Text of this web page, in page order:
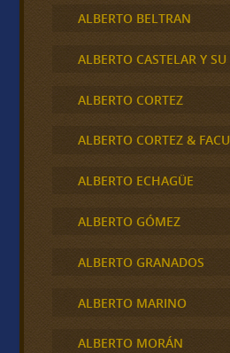
ALBERTO BELTRAN
ALBERTO CASTELAR Y
ALBERTO CORTEZ
ALBERTO CORTEZ &
ALBERTO ECHAGÜE
ALBERTO GÓMEZ
ALBERTO GRANADOS
ALBERTO MARINO
ALBERTO MORÁN